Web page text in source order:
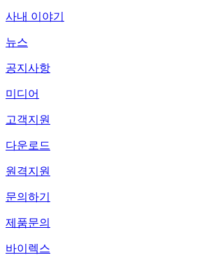
사내 이야기
뉴스
공지사항
미디어
고객지원
다운로드
원격지원
문의하기
제품문의
바이렉스